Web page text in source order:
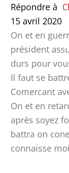
Répondre à
15 avril 2020
On et en
président
durs pour
Il faut se
Comercant
On et en
après soyez
battra on
connaisse